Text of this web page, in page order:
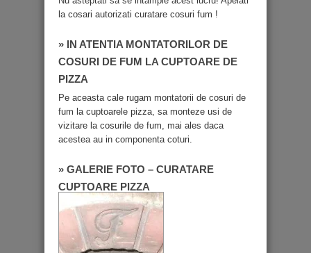
la cosari autorizati curatare cosuri fum !
» IN ATENTIA MONTATORILOR DE
COSURI DE FUM LA CUPTOARE DE
PIZZA
Pe aceasta cale rugam montatorii de cosuri de
fum la cuptoarele pizza, sa monteze usi de
vizitare la cosurile de fum, mai ales daca
acestea au in componenta coturi.
» GALERIE FOTO – CURATARE
CUPTOARE PIZZA